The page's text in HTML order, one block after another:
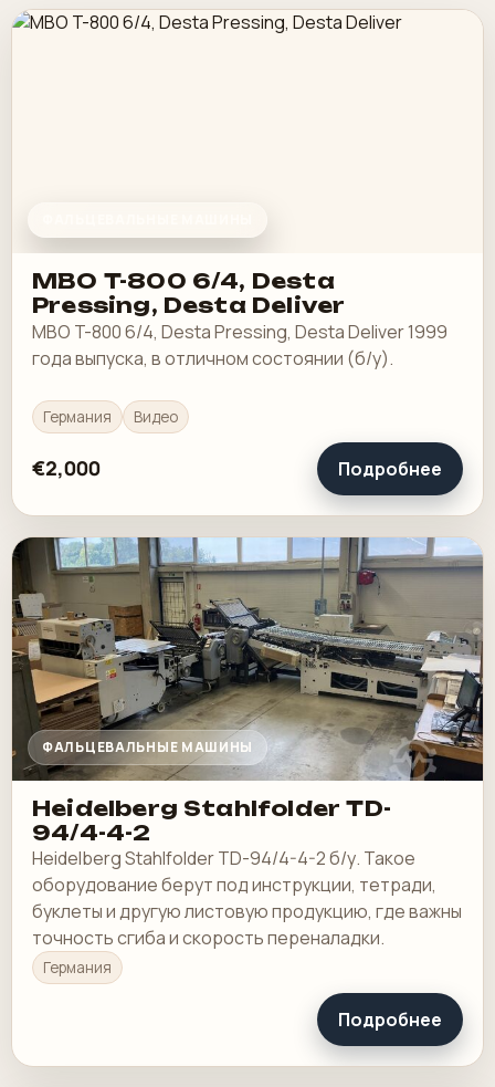
MBO T-800 6/4, Desta
Pressing, Desta Deliver
MBO T-800 6/4, Desta Pressing, Desta Deliver 1999
года выпуска, в отличном состоянии (б/у).
Германия Видео
€2,000 Подробнее
ФАЛЬЦЕВАЛЬНЫЕ МАШИНЫ
Heidelberg Stahlfolder TD-
94/4-4-2
Heidelberg Stahlfolder TD-94/4-4-2 б/у. Такое
оборудование берут под инструкции, тетради,
буклеты и другую листовую продукцию, где важны
точность сгиба и скорость переналадки.
Германия
Подробнее